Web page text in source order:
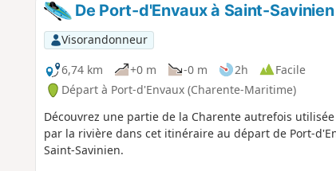
De Port-d'Envaux à Saint-
Visorandonneur
6,74 km
+0 m -0 m 2h
Facile
Départ à Port-d'Envaux (Charente-Maritime)
Découvrez une partie de la Charente autrefois
par la rivière dans cet itinéraire au départ de Port-
Saint-Savinien.